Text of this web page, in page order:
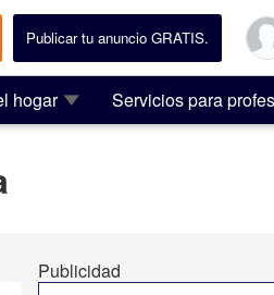
Publicar tu anuncio GRATIS.
hogar Servicios para
Publicidad